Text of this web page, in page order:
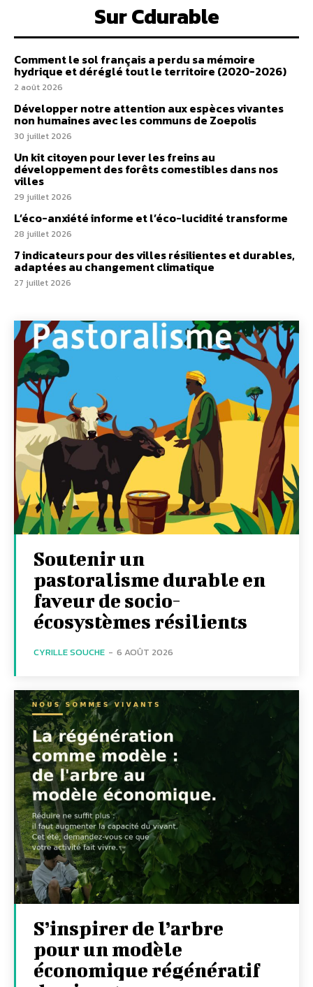
Sur Cdurable
Comment le sol français a perdu sa mémoire
hydrique et déréglé tout le territoire (2020-2026)
2 août 2026
Développer notre attention aux espèces vivantes
non humaines avec les communs de Zoepolis
30 juillet 2026
Un kit citoyen pour lever les freins au
développement des forêts comestibles dans nos
villes
29 juillet 2026
L’éco-anxiété informe et l’éco-lucidité transforme
28 juillet 2026
7 indicateurs pour des villes résilientes et durables,
adaptées au changement climatique
27 juillet 2026
Soutenir un
pastoralisme durable en
faveur de socio-
écosystèmes résilients
CYRILLE SOUCHE - 6 AOÛT 2026
S’inspirer de l’arbre
pour un modèle
économique régénératif